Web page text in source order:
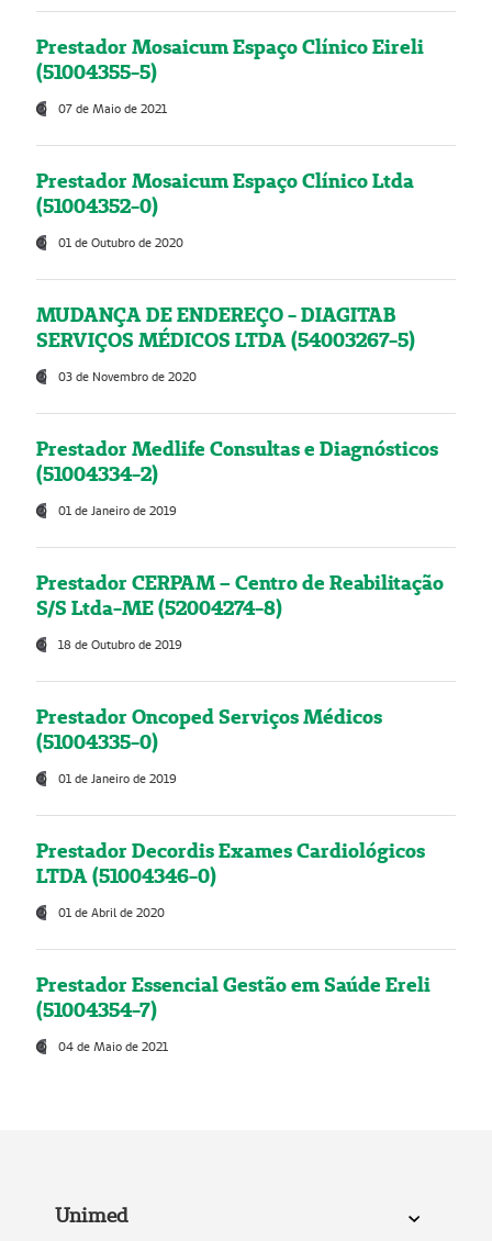
Prestador Mosaicum Espaço Clínico Eireli
(51004355-5)
07 de Maio de 2021
Prestador Mosaicum Espaço Clínico Ltda
(51004352-0)
01 de Outubro de 2020
MUDANÇA DE ENDEREÇO - DIAGITAB
SERVIÇOS MÉDICOS LTDA (54003267-5)
03 de Novembro de 2020
Prestador Medlife Consultas e Diagnósticos
(51004334-2)
01 de Janeiro de 2019
Prestador CERPAM – Centro de Reabilitação
S/S Ltda-ME (52004274-8)
18 de Outubro de 2019
Prestador Oncoped Serviços Médicos
(51004335-0)
01 de Janeiro de 2019
Prestador Decordis Exames Cardiológicos
LTDA (51004346-0)
01 de Abril de 2020
Prestador Essencial Gestão em Saúde Ereli
(51004354-7)
04 de Maio de 2021
Unimed